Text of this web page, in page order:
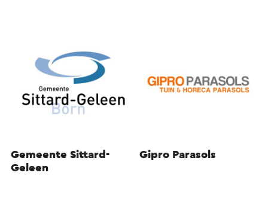
Gemeente Sittard-
Geleen
Gipro Parasols